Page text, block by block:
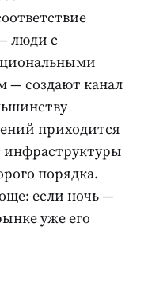
люди с
— создают канал
приходится
инфраструктуры
порядка.
если ночь —
уже его